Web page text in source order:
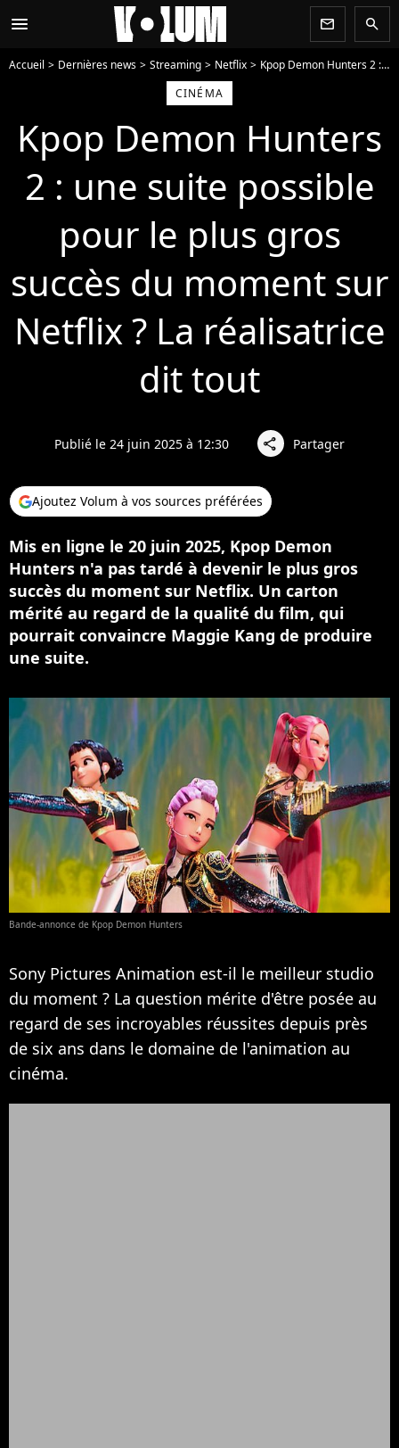
menu newsletter search
Accueil Dernières news Streaming Netflix
Kpop Demon Hunters 2 : une suite possible pour le plus gros succès du moment sur Netflix ? La réalisatrice dit tout
CINÉMA
Kpop Demon Hunters
2 : une suite possible
pour le plus gros
succès du moment sur
Netflix ? La réalisatrice
dit tout
Publié le 24 juin 2025 à 12:30 share Partager
Ajoutez Volum à vos sources préférées
Mis en ligne le 20 juin 2025, Kpop Demon
Hunters n'a pas tardé à devenir le plus gros
succès du moment sur Netflix. Un carton
mérité au regard de la qualité du film, qui
pourrait convaincre Maggie Kang de produire
une suite.
Bande-annonce de Kpop Demon Hunters
Sony Pictures Animation est-il le meilleur studio
du moment ? La question mérite d'être posée au
regard de ses incroyables réussites depuis près
de six ans dans le domaine de l'animation au
cinéma.